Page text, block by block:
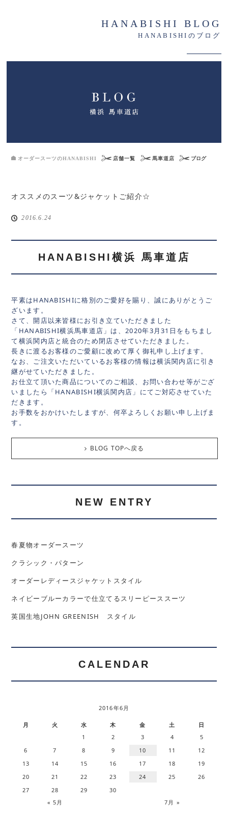
HANABISHI BLOG
HANABISHIのブログ
オーダースーツのHANABISHI 店舗一覧 馬車道店 ブログ
オススメのスーツ&ジャケットご紹介☆
2016.6.24
HANABISHI横浜 馬車道店
平素はHANABISHIに格別のご愛好を賜り、誠にありがとうご
ざいます。
さて、開店以来皆様にお引き立ていただきました
「HANABISHI横浜馬車道店」は、2020年3月31日をもちまし
て横浜関内店と統合のため閉店させていただきました。
長きに渡るお客様のご愛顧に改めて厚く御礼申し上げます。
なお、ご注文いただいているお客様の情報は横浜関内店に引き
継がせていただきました。
お仕立て頂いた商品についてのご相談、お問い合わせ等がござ
いましたら「HANABISHI横浜関内店」にてご対応させていた
だきます。
お手数をおかけいたしますが、何卒よろしくお願い申し上げま
す。
BLOG TOPへ戻る
NEW ENTRY
春夏物オーダースーツ
クラシック・パターン
オーダーレディースジャケットスタイル
ネイビーブルーカラーで仕立てるスリーピーススーツ
英国生地JOHN GREENISH スタイル
CALENDAR
2016年6月
月 火 水 木 金 土 日
« 5月 7月 »
1 2 3 4
5
6
7 8 9 10 11
12
13
14 15 16 17 18
19
20
21 22 23 24 25
26
27
28 29 30